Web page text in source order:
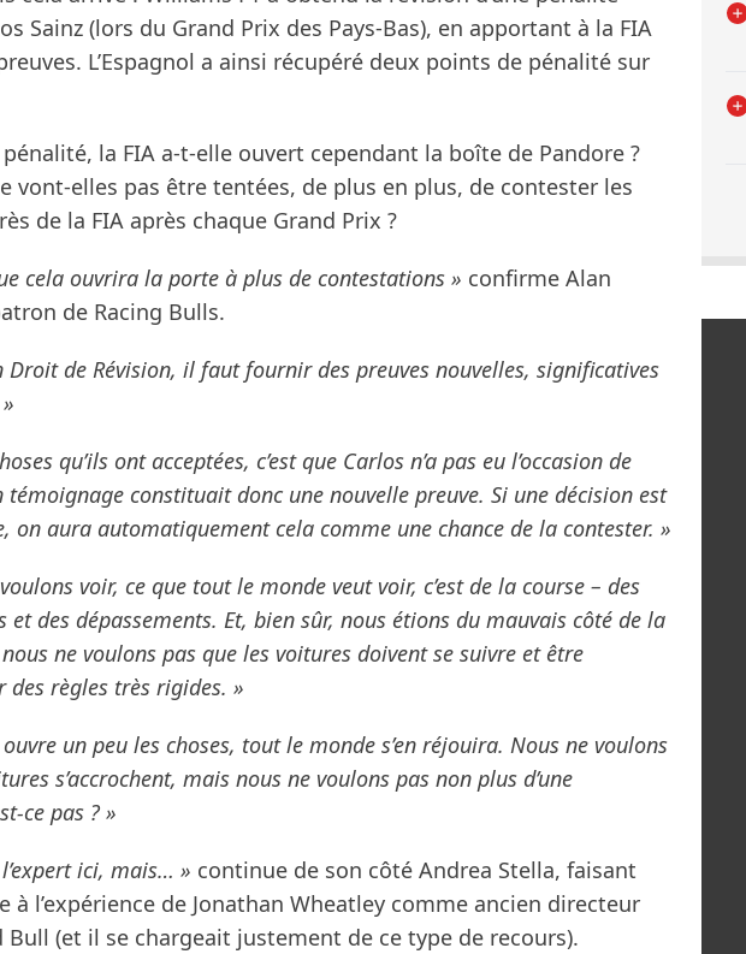
Sainz (lors du Grand Prix des Pays-Bas), en apportant à la FIA
L’Espagnol a ainsi récupéré deux points de pénalité sur
la FIA a-t-elle ouvert cependant la boîte de Pandore ?
vont-elles pas être tentées, de plus en plus, de contester les
de la FIA après chaque Grand Prix ?
cela ouvrira la porte à plus de contestations » confirme Alan
de Racing Bulls.
Droit de Révision, il faut fournir des preuves nouvelles, significatives
qu’ils ont acceptées, c’est que Carlos n’a pas eu l’occasion de
témoignage constituait donc une nouvelle preuve. Si une décision est
on aura automatiquement cela comme une chance de la contester. »
voir, ce que tout le monde veut voir, c’est de la course – des
et des dépassements. Et, bien sûr, nous étions du mauvais côté de la
ne voulons pas que les voitures doivent se suivre et être
des règles très rigides. »
un peu les choses, tout le monde s’en réjouira. Nous ne voulons
s’accrochent, mais nous ne voulons pas non plus d’une
ce pas ? »
ici, mais… » continue de son côté Andrea Stella, faisant
à l’expérience de Jonathan Wheatley comme ancien directeur
Bull (et il se chargeait justement de ce type de recours).